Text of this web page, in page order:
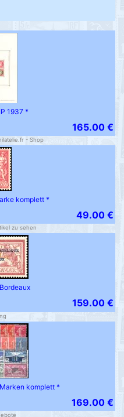
1937 *
165.00 €
- Shop
komplett *
49.00 €
zu sehen
159.00 €
komplett *
169.00 €